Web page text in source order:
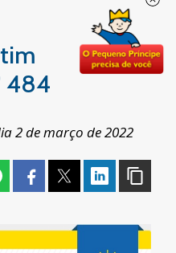
484
2 de março de 2022